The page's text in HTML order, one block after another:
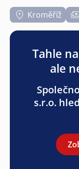
Kroměříž
Tahle
ale
s.r.o.